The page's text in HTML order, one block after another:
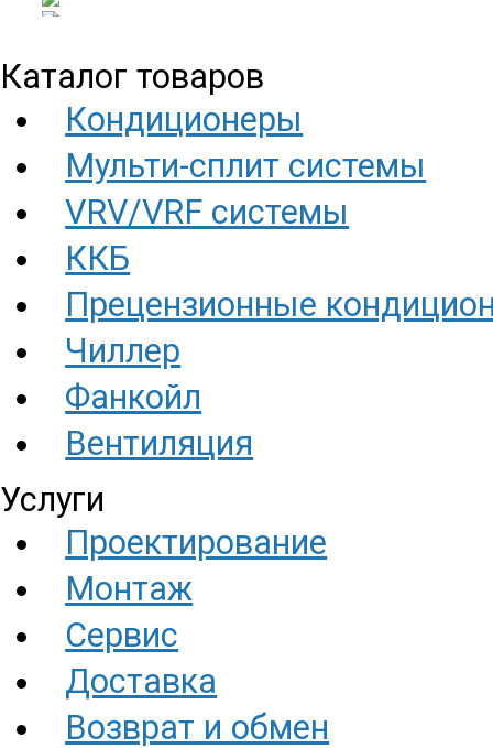
Каталог товаров
Кондиционеры
Мульти-сплит системы
VRV/VRF системы
ККБ
Прецензионные
Чиллер
Фанкойл
Вентиляция
Услуги
Проектирование
Монтаж
Сервис
Доставка
Возврат и обмен